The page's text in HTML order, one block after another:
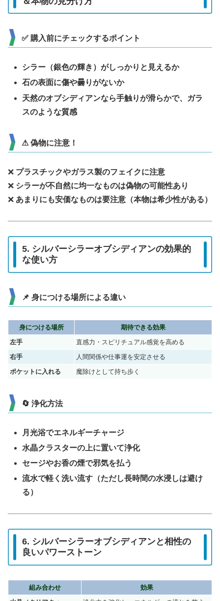
✅ 購入前にチェックするポイント
シラー（銀色の輝き）がしっかりと見えるか
石の表面に傷や曇りがないか
天然のオブシディアンなら手触りが滑らかで、ガラ
スのような質感
⚠ 偽物に注意！
❌ プラスチックやガラス製のフェイクに注意
❌ シラーが不自然に均一なものは偽物の可能性あり
❌ あまりにも安価なものは要注意（本物は希少性がある）
5. シルバーシラーオブシディアンの効果的
な使い方
📌 身につける場所による違い
身につける場所
期待できる効果
左手
直感力・スピリチュアル感覚を高める
右手
人間関係や仕事運を安定させる
ポケットに入れる
魔除けとして持ち歩く
🔄 浄化方法
月光浴でエネルギーチャージ
水晶クラスターの上に置いて浄化
セージやお香の煙で邪気を払う
流水で軽く洗い流す（ただし長時間の水浸しは避け
る）
6. シルバーシラーオブシディアンと相性の
良いパワーストーン
組み合わせ
効果